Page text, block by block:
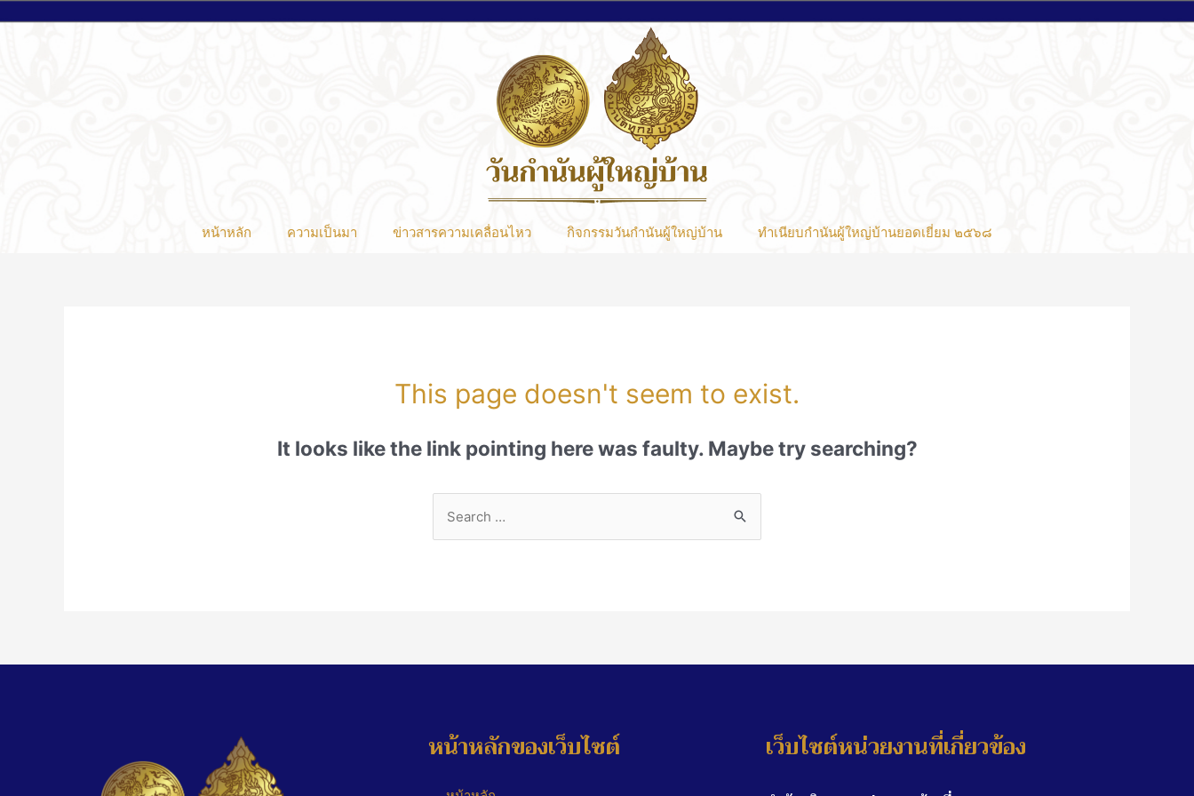
หน้าหลัก ความเป็นมา ข่าวสารความเคลื่อนไหว กิจกรรมวันกำนันผู้ใหญ่บ้าน ทำเนียบกำนันผู้ใหญ่บ้านยอดเยี่ยม ๒๕๖๘
This page doesn't seem to exist.
It looks like the link pointing here was faulty. Maybe try searching?
หน้าหลักของเว็บไซต์ เว็บไซต์หน่วยงานที่เกี่ยวข้อง